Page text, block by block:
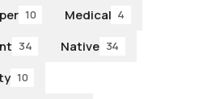
10 Medical 4
34 Native 34
10